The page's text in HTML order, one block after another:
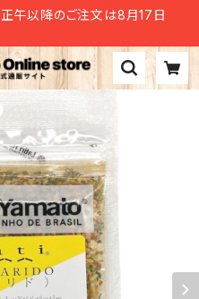
午以降のご注文は8月17日